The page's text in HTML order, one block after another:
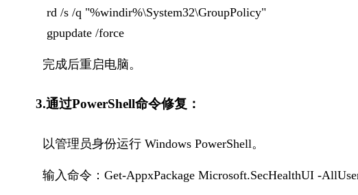
rd /s /q "%windir%\System32\GroupPolicy"
gpupdate /force
完成后重启电脑。
3.通过PowerShell命令修复：
以管理员身份运行 Windows PowerShell。
输入命令：Get-AppxPackage Microsoft.SecHealthUI -